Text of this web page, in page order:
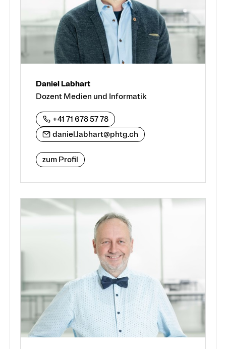
Daniel Labhart
Dozent Medien und Informatik
+41 71 678 57 78
daniel.labhart@phtg.ch
zum Profil